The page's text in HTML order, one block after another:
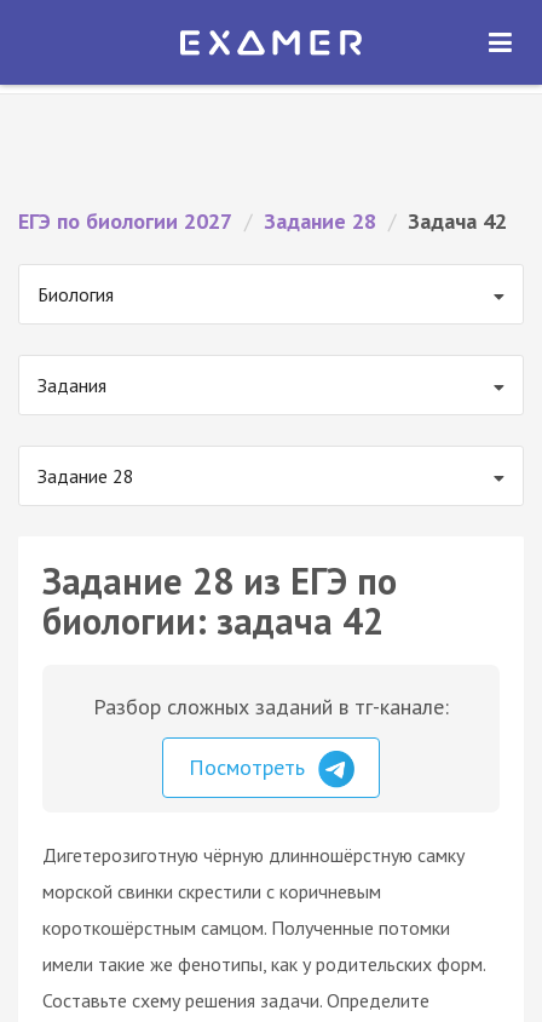
Экзамер — ЕГЭ 2027
ОТКРЫТЬ
ЕГЭ по биологии 2027 / Задание 28 / Задача 42
Биология
Задания
Задание 28
Задание 28 из ЕГЭ по
биологии: задача 42
Разбор сложных заданий в тг-канале:
Посмотреть
Дигетерозиготную чёрную длинношёрстную самку
морской свинки скрестили с коричневым
короткошёрстным самцом. Полученные потомки
имели такие же фенотипы, как у родительских форм.
Составьте схему решения задачи. Определите